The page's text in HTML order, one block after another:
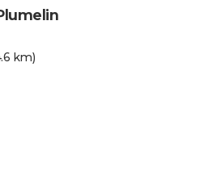
km)